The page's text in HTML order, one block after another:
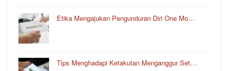
Etika Mengajukan Pengunduran Diri One Mo…
Tips Menghadapi Ketakutan Menganggur Set…